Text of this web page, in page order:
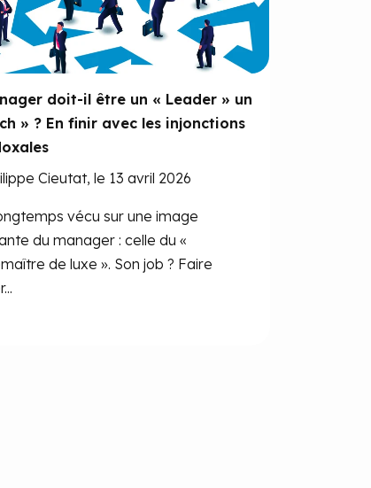
doit-il être un « Leader » un
» ? En finir avec les injonctions
Cieutat, le 13 avril 2026
vécu sur une image
du manager : celle du «
de luxe ». Son job ? Faire